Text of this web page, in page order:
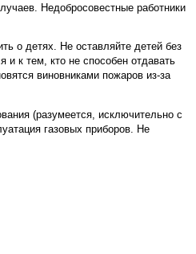
Недобросовестные работники
о детях. Не оставляйте детей без
и к тем, кто не способен отдавать
виновниками пожаров из-за
(разумеется, исключительно с
газовых приборов. Не